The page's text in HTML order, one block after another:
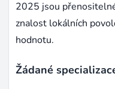
2025 jsou
znalost lokálních
hodnotu.
Žádané